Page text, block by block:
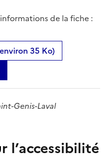
de la fiche :
35 Ko)
Genis-Laval
l’accessibilité